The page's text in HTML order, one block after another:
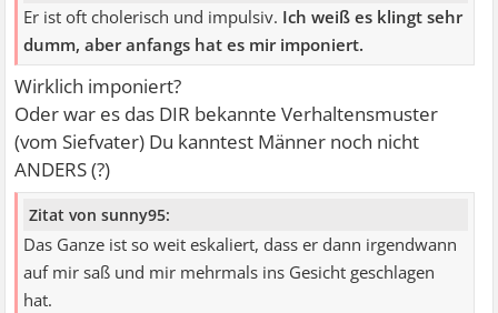
Er ist oft cholerisch und impulsiv. Ich weiß es klingt sehr
dumm, aber anfangs hat es mir imponiert.
Wirklich imponiert?
Oder war es das DIR bekannte Verhaltensmuster
(vom Siefvater) Du kanntest Männer noch nicht
ANDERS (?)
Zitat von sunny95:
Das Ganze ist so weit eskaliert, dass er dann irgendwann
auf mir saß und mir mehrmals ins Gesicht geschlagen
hat.